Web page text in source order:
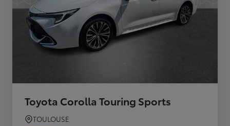
Toyota Corolla Touring Sports
TOULOUSE